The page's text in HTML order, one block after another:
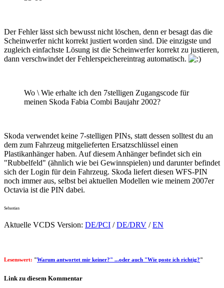
Der Fehler lässt sich bewusst nicht löschen, denn er besagt das die
Scheinwerfer nicht korrekt justiert worden sind. Die einzigste und
zugleich einfachste Lösung ist die Scheinwerfer korrekt zu justieren,
dann verschwindet der Fehlerspeichereintrag automatisch.
Wo \ Wie erhalte ich den 7stelligen Zugangscode für
meinen Skoda Fabia Combi Baujahr 2002?
Skoda verwendet keine 7-stelligen PINs, statt dessen solltest du an
dem zum Fahrzeug mitgelieferten Ersatzschlüssel einen
Plastikanhänger haben. Auf diesem Anhänger befindet sich ein
"Rubbelfeld" (ähnlich wie bei Gewinnspielen) und darunter befindet
sich der Login für dein Fahrzeug. Skoda liefert diesen WFS-PIN
noch immer aus, selbst bei aktuellen Modellen wie meinem 2007er
Octavia ist die PIN dabei.
Sebastian
Aktuelle VCDS Version: DE/PCI /DE/DRV /EN
Lesenswert: "Warum antwortet mir keiner?" ...oder auch "Wie poste ich richtig?"
Link zu diesem Kommentar